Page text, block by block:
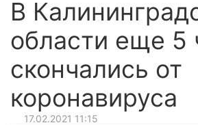
В
области еще 5
скончались от
коронавируса
17.02.2021 11:15